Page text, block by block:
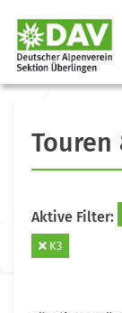
Touren
Aktive Filter:
K3